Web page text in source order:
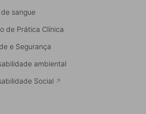
sangue
de Prática Clínica
e Segurança
ambiental
Social